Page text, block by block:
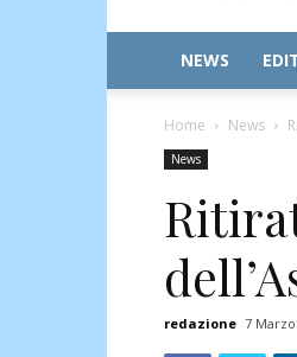
NEWS
Home News
News
redazione 7 Marzo